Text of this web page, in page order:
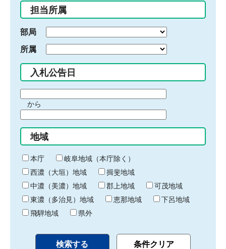
入
力
担当所属
部局
所属
入札公告日
間
始
り
から
間
終
わ
り
地域
本庁
岐阜地域（本庁除く）
西濃（大垣）地域
揖斐地域
中濃（美濃）地域
郡上地域
可茂地域
東濃（多治見）地域
恵那地域
下呂地域
飛騨地域
県外